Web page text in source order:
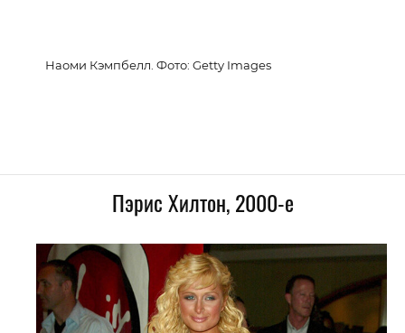
Наоми Кэмпбелл. Фото: Getty Images
Пэрис Хилтон, 2000-е